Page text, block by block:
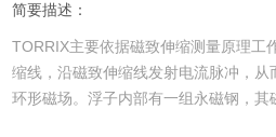
简要描述：
TORRIX主要依据磁致伸缩测量原理工
缩线，沿磁致伸缩线发射电流脉冲，
环形磁场。浮子内部有一组永磁钢，